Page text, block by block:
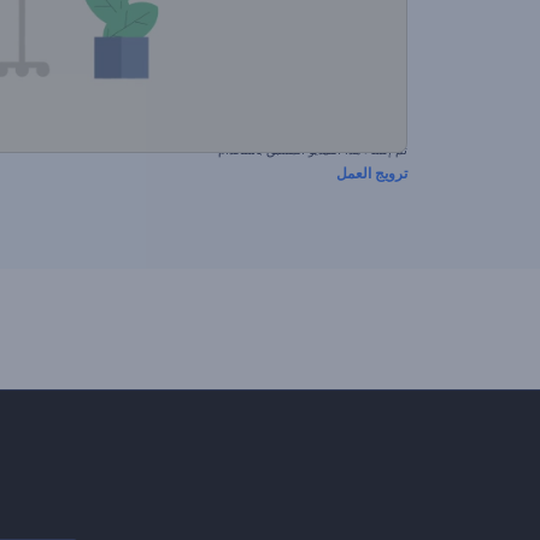
تم إنشاء هذا الفيديو المسبق باستخدام
ترويج العمل